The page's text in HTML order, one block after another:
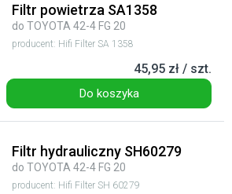
Filtr powietrza SA1358
do TOYOTA 42-4 FG 20
producent: Hifi Filter SA 1358
45,95 zł / szt.
Do koszyka
Filtr hydrauliczny SH60279
do TOYOTA 42-4 FG 20
producent: Hifi Filter SH 60279